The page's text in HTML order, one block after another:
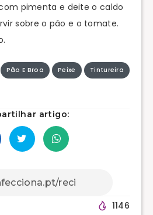
pimenta e deite o caldo
sobre o pão e o tomate.
Pão E Broa Peixe Tintureira
artigo:
1146